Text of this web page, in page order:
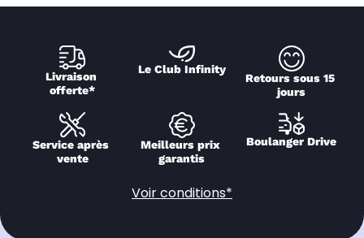
Livraison
offerte*
Le Club Infinity
Retours sous 15
jours
Service après
vente
Meilleurs prix
garantis
Boulanger Drive
Voir conditions*